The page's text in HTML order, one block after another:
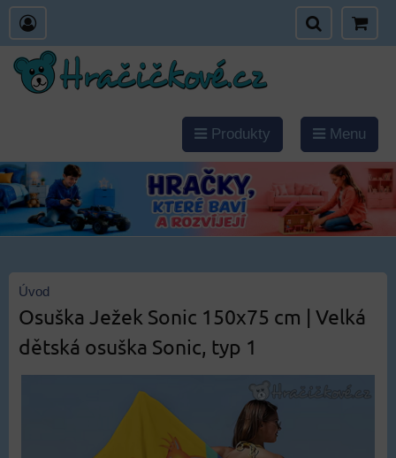
Produkty Menu
Úvod
Osuška Ježek Sonic 150x75 cm | Velká
dětská osuška Sonic, typ 1